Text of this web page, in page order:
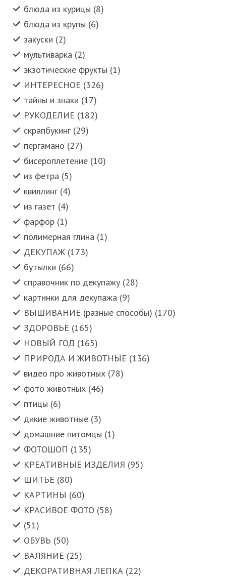
блюда из курицы (8)
блюда из крупы (6)
закуски (2)
мультиварка (2)
экзотические фрукты (1)
ИНТЕРЕСНОЕ (326)
тайны и знаки (17)
РУКОДЕЛИЕ (182)
скрапбукинг (29)
пергамано (27)
бисероплетение (10)
из фетра (5)
квиллинг (4)
из газет (4)
фарфор (1)
полимерная глина (1)
ДЕКУПАЖ (173)
бутылки (66)
справочник по декупажу (28)
картинки для декупажа (9)
ВЫШИВАНИЕ (разные способы) (170)
ЗДОРОВЬЕ (165)
НОВЫЙ ГОД (165)
ПРИРОДА И ЖИВОТНЫЕ (136)
видео про животных (78)
фото животных (46)
птицы (6)
дикие животные (3)
домашние питомцы (1)
ФОТОШОП (135)
КРЕАТИВНЫЕ ИЗДЕЛИЯ (95)
ШИТЬЕ (80)
КАРТИНЫ (60)
КРАСИВОЕ ФОТО (58)
(51)
ОБУВЬ (50)
ВАЛЯНИЕ (25)
ДЕКОРАТИВНАЯ ЛЕПКА (22)